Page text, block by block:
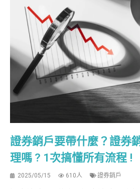
證券銷戶要帶什麼？證券
理嗎 ? 1次搞懂所有流程 !
2025/05/15 610人 證券銷戶